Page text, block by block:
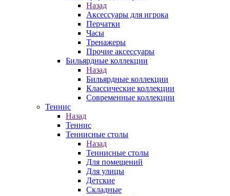
Назад
Аксессуары для игрока
Перчатки
Часы
Тренажеры
Прочие аксессуары
Бильярдные коллекции
Назад
Бильярдные коллекции
Классические коллекции
Современные коллекции
Теннис
Назад
Теннис
Теннисные столы
Назад
Теннисные столы
Для помещений
Для улицы
Детские
Складные